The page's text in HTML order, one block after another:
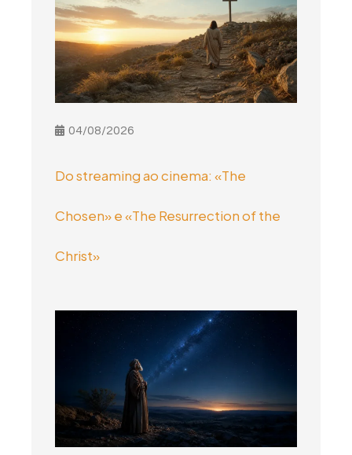
04/08/2026
Do streaming ao cinema: «The
Chosen» e «The Resurrection of the
Christ»